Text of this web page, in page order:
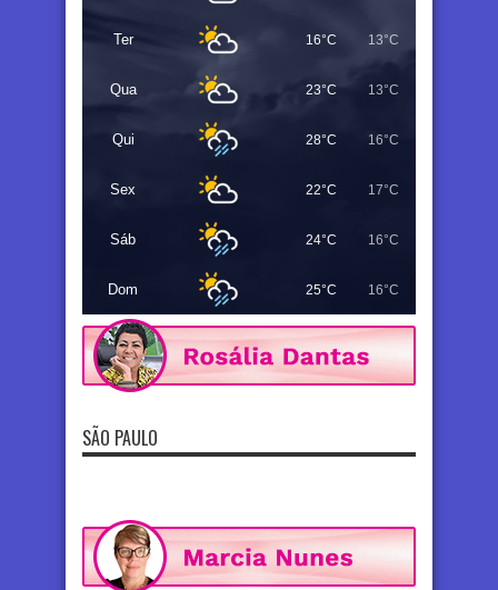
Ter 16°C 13°C
Qua 23°C 13°C
Qui 28°C 16°C
Sex 22°C 17°C
Sáb 24°C 16°C
Dom 25°C 16°C
SÃO PAULO